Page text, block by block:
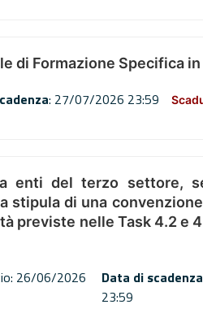
di Formazione Specifica
: 27/07/2026 23:59
enti del terzo settore,
di una convenzione
nelle Task 4.2 e
26/06/2026
Data di scadenza
23:59